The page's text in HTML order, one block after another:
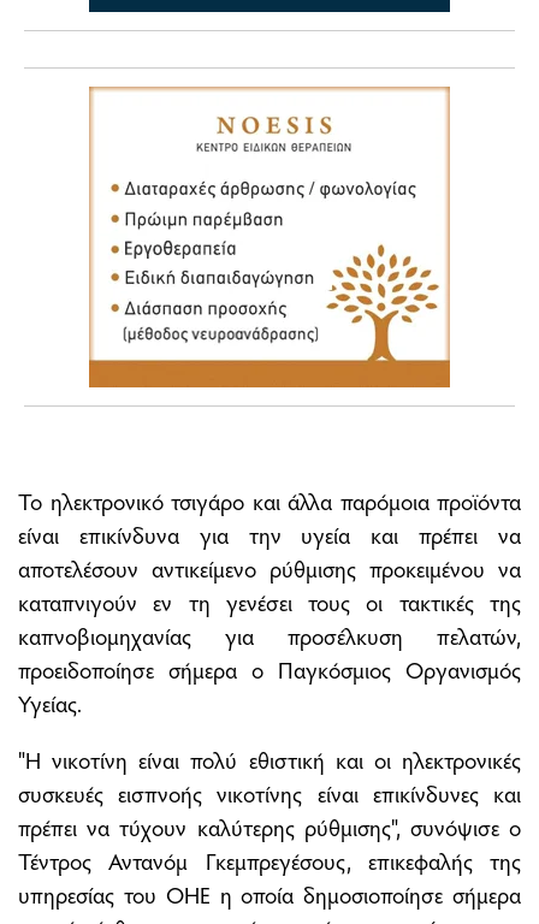
Το ηλεκτρονικό τσιγάρο και άλλα παρόμοια προϊόντα
είναι επικίνδυνα για την υγεία και πρέπει να
αποτελέσουν αντικείμενο ρύθμισης προκειμένου να
καταπνιγούν εν τη γενέσει τους οι τακτικές της
καπνοβιομηχανίας για προσέλκυση πελατών,
προειδοποίησε σήμερα ο Παγκόσμιος Οργανισμός
Υγείας.
"Η νικοτίνη είναι πολύ εθιστική και οι ηλεκτρονικές
συσκευές εισπνοής νικοτίνης είναι επικίνδυνες και
πρέπει να τύχουν καλύτερης ρύθμισης", συνόψισε ο
Τέντρος Αντανόμ Γκεμπρεγέσους, επικεφαλής της
υπηρεσίας του ΟΗΕ η οποία δημοσιοποίησε σήμερα